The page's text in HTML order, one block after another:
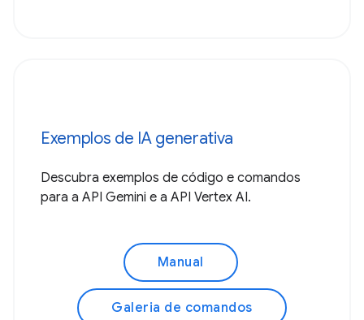
Exemplos de IA generativa
Descubra exemplos de código e comandos
para a API Gemini e a API Vertex AI.
Manual
Galeria de comandos